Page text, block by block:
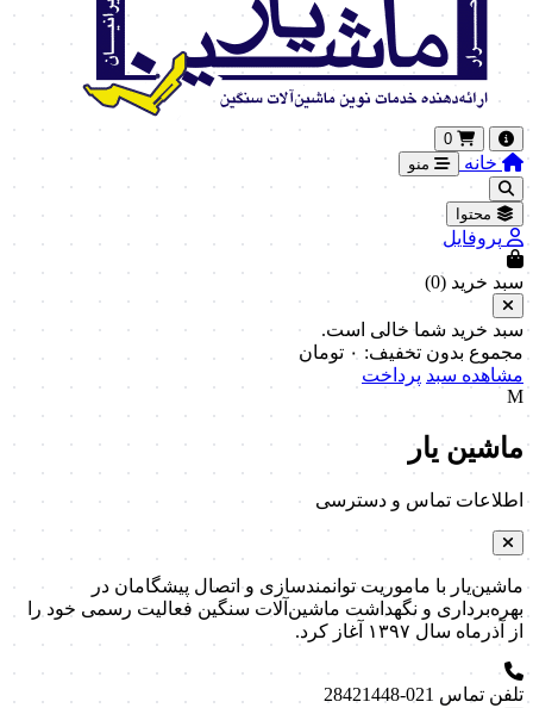
0
خانه منو
محتوا
پروفایل
سبد خرید (0
)
سبد خرید شما خالی است.
مجموع بدون تخفیف: ۰ تومان
مشاهده سبد پرداخت
M
ماشین یار
اطلاعات تماس و دسترسی
ماشین‌یار با ماموریت توانمندسازی و اتصال پیشگامان در
بهره‌برداری و نگهداشت ماشین‌آلات سنگین فعالیت رسمی خود را
از آذرماه سال ۱۳۹۷ آغاز کرد.
تلفن تماس 021-28421448